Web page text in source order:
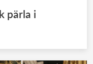
pärla i